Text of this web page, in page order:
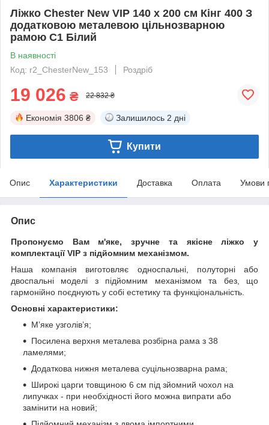
Ліжко Chester New VIP 140 х 200 см Кінг 400 З
додатковою металевою цільнозварною
рамою C1 Білий
В наявності
Код: r2_ChesterNew_153
Роздріб
19 026 ₴ 22 832 ₴
Економія 3806 ₴ Залишилось 2 дні
Купити
Опис Характеристики Доставка Оплата Умови
Опис
Пропонуємо Вам м'яке, зручне та якiсне ліжко у
комплектації VIP з підйомним механізмом.
Наша компанія виготовляє односпальні, полуторні або
двоспальні моделі з підйомним механізмом та без, що
гармонійно поєднують у собі естетику та функціональність.
Основні характеристики:
М’яке узголів’я;
Посилена верхня металева розбірна рама з 38
ламелями;
Додаткова нижня металева суцільнозварна рама;
Широкі царги товщиною 6 см під зйомний чохол на
липучках - при необхідності його можна випрати або
замінити на новий;